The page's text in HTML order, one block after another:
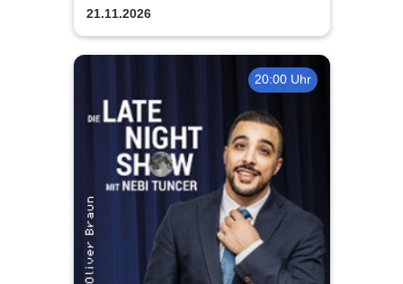
up-Comedy Show
21.11.2026
20:00 Uhr